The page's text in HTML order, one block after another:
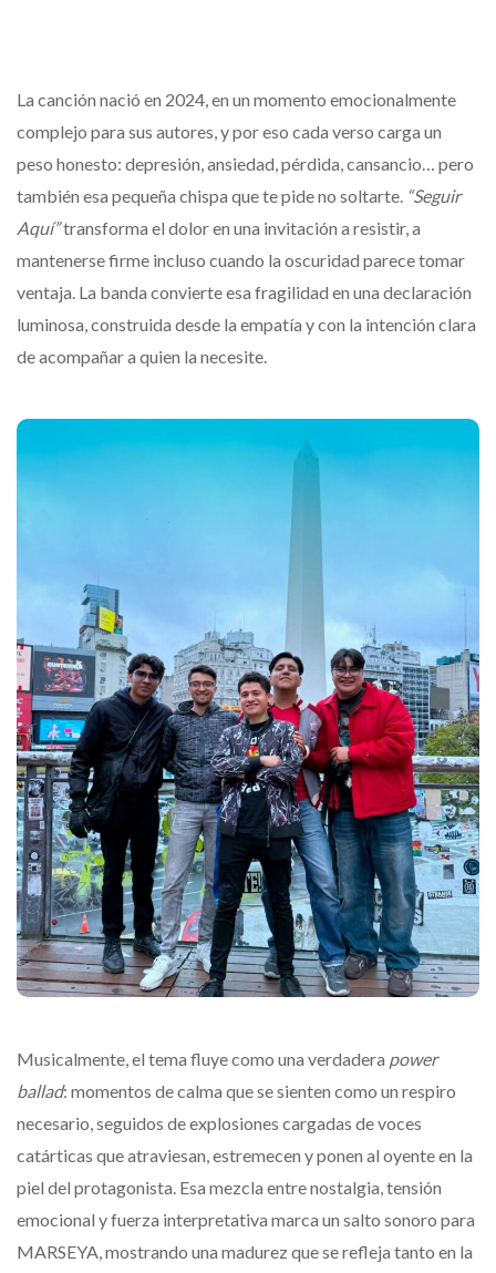
La canción nació en 2024, en un momento emocionalmente
complejo para sus autores, y por eso cada verso carga un
peso honesto: depresión, ansiedad, pérdida, cansancio… pero
también esa pequeña chispa que te pide no soltarte. “Seguir
Aquí”transforma el dolor en una invitación a resistir, a
mantenerse firme incluso cuando la oscuridad parece tomar
ventaja. La banda convierte esa fragilidad en una declaración
luminosa, construida desde la empatía y con la intención clara
de acompañar a quien la necesite.
Musicalmente, el tema fluye como una verdadera power
ballad: momentos de calma que se sienten como un respiro
necesario, seguidos de explosiones cargadas de voces
catárticas que atraviesan, estremecen y ponen al oyente en la
piel del protagonista. Esa mezcla entre nostalgia, tensión
emocional y fuerza interpretativa marca un salto sonoro para
MARSEYA, mostrando una madurez que se refleja tanto en la